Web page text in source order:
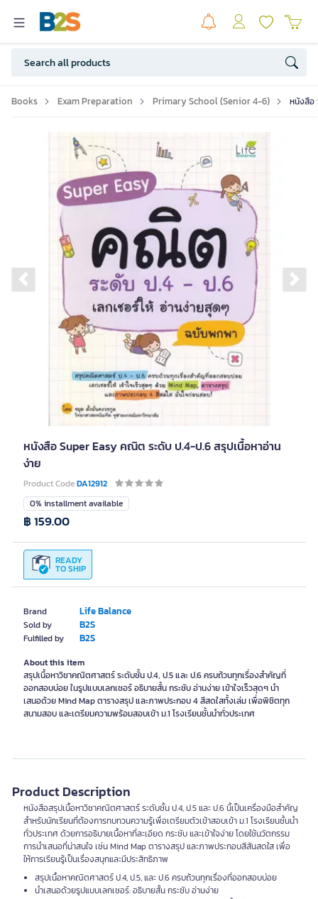
Books Exam Preparation Primary School (Senior 4-6) หนังสือ
Previous slide
หนังสือ Super Easy คณิต ระดับ ป.4-ป.6 สรุปเนื้อหาอ่าน
ง่าย
Product CodeDA12912
Brand Life Balance
Sold by B2S
Fulfilled by B2S
0% installment available
READY
TO SHIP
฿ 159.00
About this item
สรุปเนื้อหาวิชาคณิตศาสตร์ ระดับชั้น ป.4, ป.5 และ ป.6 ครบถ้วนทุกเรื่องสำคัญที่
ออกสอบบ่อย ในรูปแบบเลกเชอร์ อธิบายสั้น กระชับ อ่านง่าย เข้าใจเร็วสุดๆ นำ
เสนอด้วย Mind Map ตารางสรุป และภาพประกอบ 4 สีสดใสทั้งเล่ม เพื่อพิชิตทุก
สนามสอบ และเตรียมความพร้อมสอบเข้า ม.1 โรงเรียนชั้นนำทั่วประเทศ
Product Description
หนังสือสรุปเนื้อหาวิชาคณิตศาสตร์ ระดับชั้น ป.4, ป.5 และ ป.6 นี้เป็นเครื่องมือสำคัญ
สำหรับนักเรียนที่ต้องการทบทวนความรู้เพื่อเตรียมตัวเข้าสอบเข้า ม.1 โรงเรียนชั้นนำ
ทั่วประเทศ ด้วยการอธิบายเนื้อหาที่ละเอียด กระชับ และเข้าใจง่าย โดยใช้นวัตกรรม
การนำเสนอที่น่าสนใจ เช่น Mind Map ตารางสรุป และภาพประกอบสีสันสดใส เพื่อ
ให้การเรียนรู้เป็นเรื่องสนุกและมีประสิทธิภาพ
สรุปเนื้อหาคณิตศาสตร์ ป.4, ป.5, และ ป.6 ครบถ้วนทุกเรื่องที่ออกสอบบ่อย
นำเสนอด้วยรูปแบบเลกเชอร์: อธิบายสั้น กระชับ อ่านง่าย